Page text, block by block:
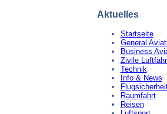
Aktuelles
Startseite
General
Business
Zivile
Technik
Info & News
Raumfahrt
Reisen